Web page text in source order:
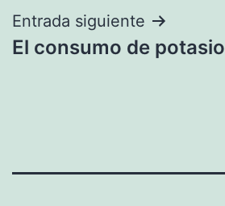
entradas
Entrada siguiente
El consumo de potasio